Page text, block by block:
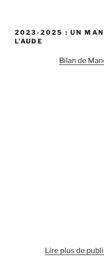
2023-2025 : UN
L’AUDE
Bilan de
Lire plus de